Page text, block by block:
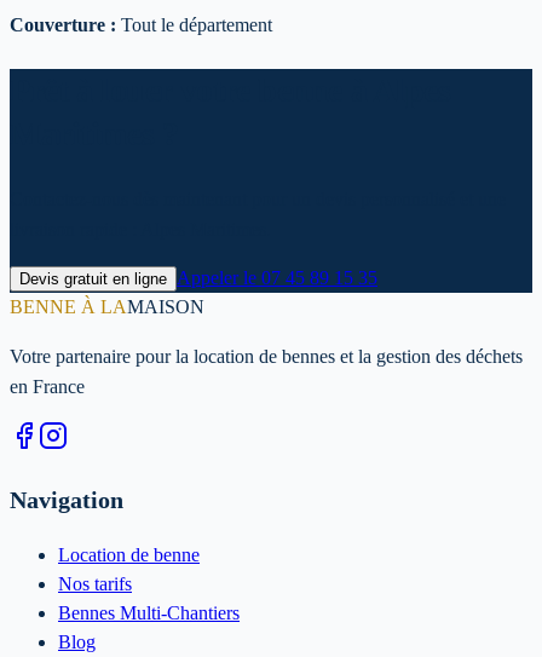
Couverture : Tout le département
Devis gratuit en ligne Appeler le 07 45 89 15 35
BENNE À LAMAISON
Votre partenaire pour la location de bennes et la gestion des déchets
en France
Navigation
Location de benne
Nos tarifs
Bennes Multi-Chantiers
Blog